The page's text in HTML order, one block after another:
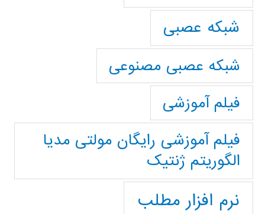
شبکه عصبی
شبکه عصبی مصنوعی
فیلم آموزشی
فیلم آموزشی رایگان مولتی مدیا
الگوریتم ژنتیک
نرم افزار مطلب